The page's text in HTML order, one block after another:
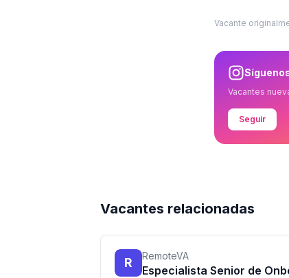
Vacante
Vacantes
Seguir
Vacantes relacionadas
R RemoteVA
Especialista Senior de